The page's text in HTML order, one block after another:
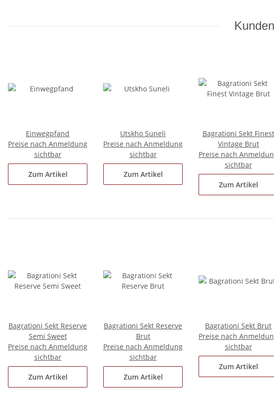
Einwegpfand
Preise nach Anmeldung
sichtbar
Zum Artikel
Utskho Suneli
Preise nach Anmeldung
sichtbar
Zum Artikel
Bagrationi Sekt Finest
Vintage Brut
Preise nach
sichtbar
Zum Artikel
Bagrationi Sekt Reserve
Semi Sweet
Preise nach Anmeldung
sichtbar
Zum Artikel
Bagrationi Sekt Reserve
Brut
Preise nach Anmeldung
sichtbar
Zum Artikel
Bagrationi Sekt Brut
Preise nach
sichtbar
Zum Artikel